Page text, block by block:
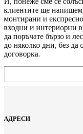
клиентите ще
монтирани и
входни и интериорни
да поръчате бързо и
до няколко дни, без да
договорка.
АДРЕСИ